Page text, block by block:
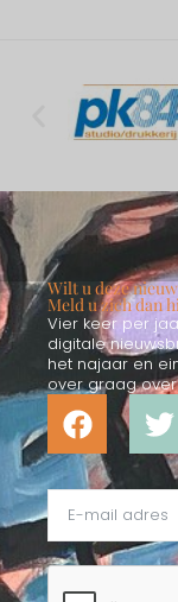
Wilt u deze
Meld u zich dan
Vier keer per
digitale
het najaar en
over graag over